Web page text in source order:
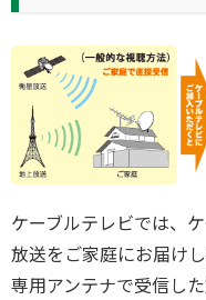
ケーブルテレビでは、
放送をご家庭にお届けし
専用アンテナで受信し